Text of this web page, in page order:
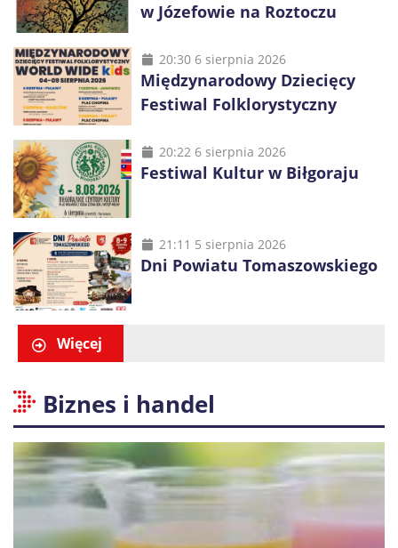
w Józefowie na Roztoczu
20:30 6 sierpnia 2026
Międzynarodowy Dziecięcy
Festiwal Folklorystyczny
20:22 6 sierpnia 2026
Festiwal Kultur w Biłgoraju
21:11 5 sierpnia 2026
Dni Powiatu Tomaszowskiego
Więcej
Biznes i handel